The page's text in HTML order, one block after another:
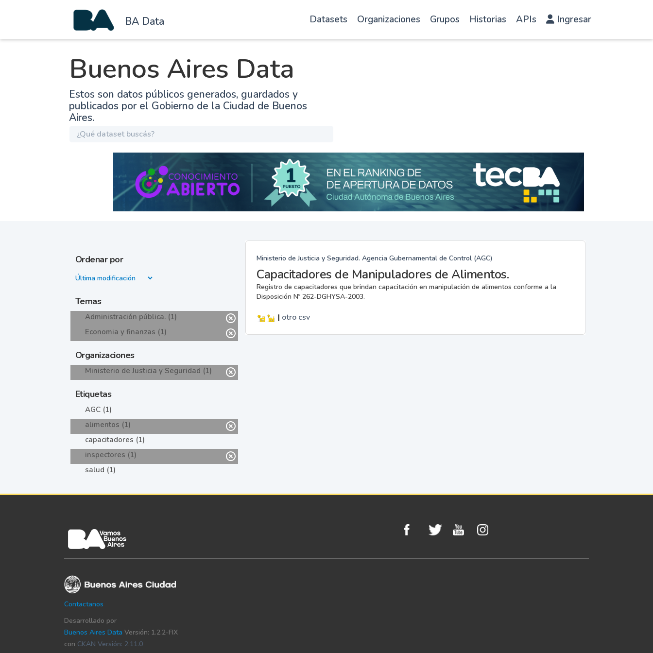
BA Data Datasets Organizaciones Grupos Historias APIs Ingresar
Buenos Aires Data
Estos son datos públicos generados, guardados y
publicados por el Gobierno de la Ciudad de Buenos
Aires.
Ordenar por
Temas
Administración pública. (1)
Economia y finanzas (1)
Organizaciones
Ministerio de Justicia y Seguridad (1)
Etiquetas
AGC (1)
alimentos (1)
capacitadores (1)
inspectores (1)
salud (1)
Ministerio de Justicia y Seguridad. Agencia Gubernamental de Control (AGC)
Capacitadores de Manipuladores de Alimentos.
Registro de capacitadores que brindan capacitación en manipulación de alimentos conforme a la
Disposición Nº 262-DGHYSA-2003.
| otro csv
Contactanos
Desarrollado por
Buenos Aires Data Versión: 1.2.2-FIX
con CKAN Versión: 2.11.0